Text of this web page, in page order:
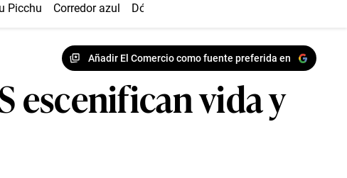
Picchu Corredor azul Dólar
Añadir El Comercio como fuente preferida en
escenifican vida y